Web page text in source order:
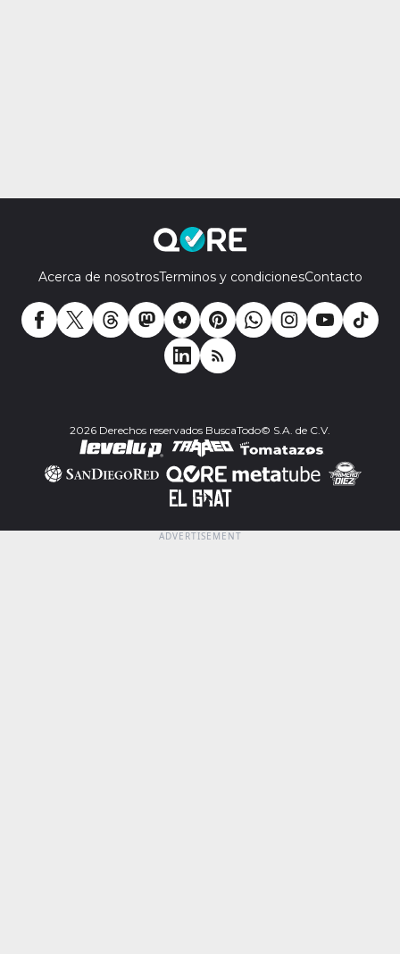
Acerca de nosotrosTerminos y condicionesContacto
2026 Derechos reservados BuscaTodo© S.A. de C.V.